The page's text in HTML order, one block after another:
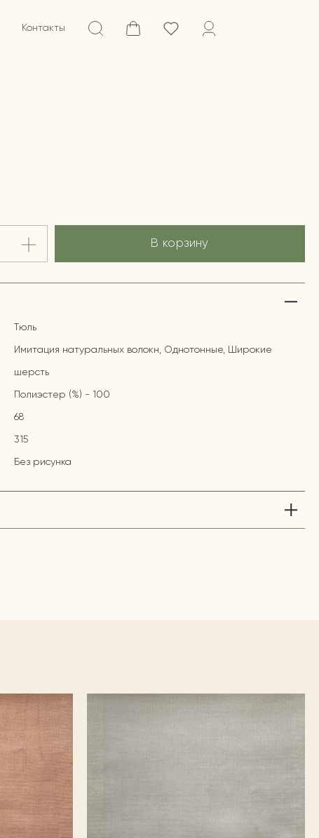
Контакты
В корзину
Тюль
Имитация натуральных волокн, Однотонные, Широкие
шерсть
Полиэстер (%) - 100
68
315
Без рисунка